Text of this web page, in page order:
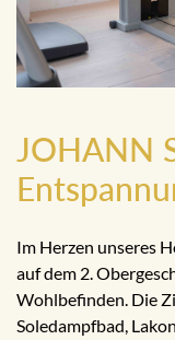
JOHANN
Im Herzen unseres
auf dem 2.
Wohlbefinden. Die
Soledampfbad,